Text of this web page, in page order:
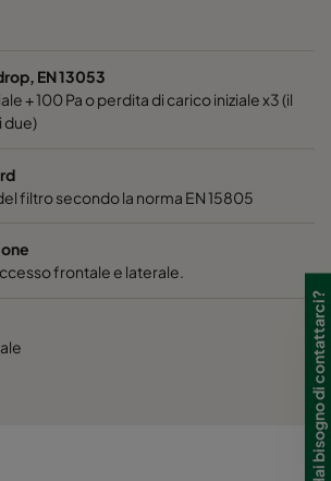
6-25 ePM10 60%
3-25
3-25
EN 13053
+ 100 Pa o perdita di carico iniziale x3 (il
due)
filtro secondo la norma EN 15805
frontale e laterale.
Hai bisogno di contattarci?